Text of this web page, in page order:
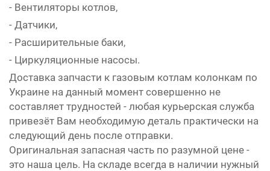
- Вентиляторы котлов,
- Датчики,
- Расширительные баки,
- Циркуляционные насосы.
Доставка запчасти к газовым котлам колонкам по
Украине на данный момент совершенно не
составляет трудностей - любая курьерская служба
привезёт Вам необходимую деталь практически на
следующий день после отправки.
Оригинальная запасная часть по разумной цене -
это наша цель. На складе всегда в наличии нужный